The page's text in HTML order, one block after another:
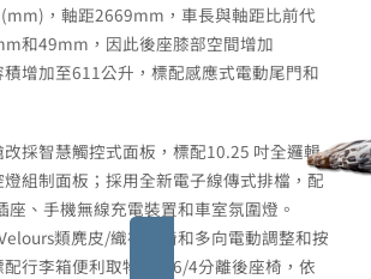
，軸距2669mm，車長與軸距比前代
和49mm，因此後座膝部空間增加
增加至611公升，標配感應式電動尾門和
採智慧觸控式面板，標配10.25 吋全邏輯
組制面板；採用全新電子線傳式排檔，配
座、手機無線充電裝置和車室氛圍燈。
類麂皮/織布座椅和多向電動調整和按
行李箱便利取物口、6/4分離後座椅，依